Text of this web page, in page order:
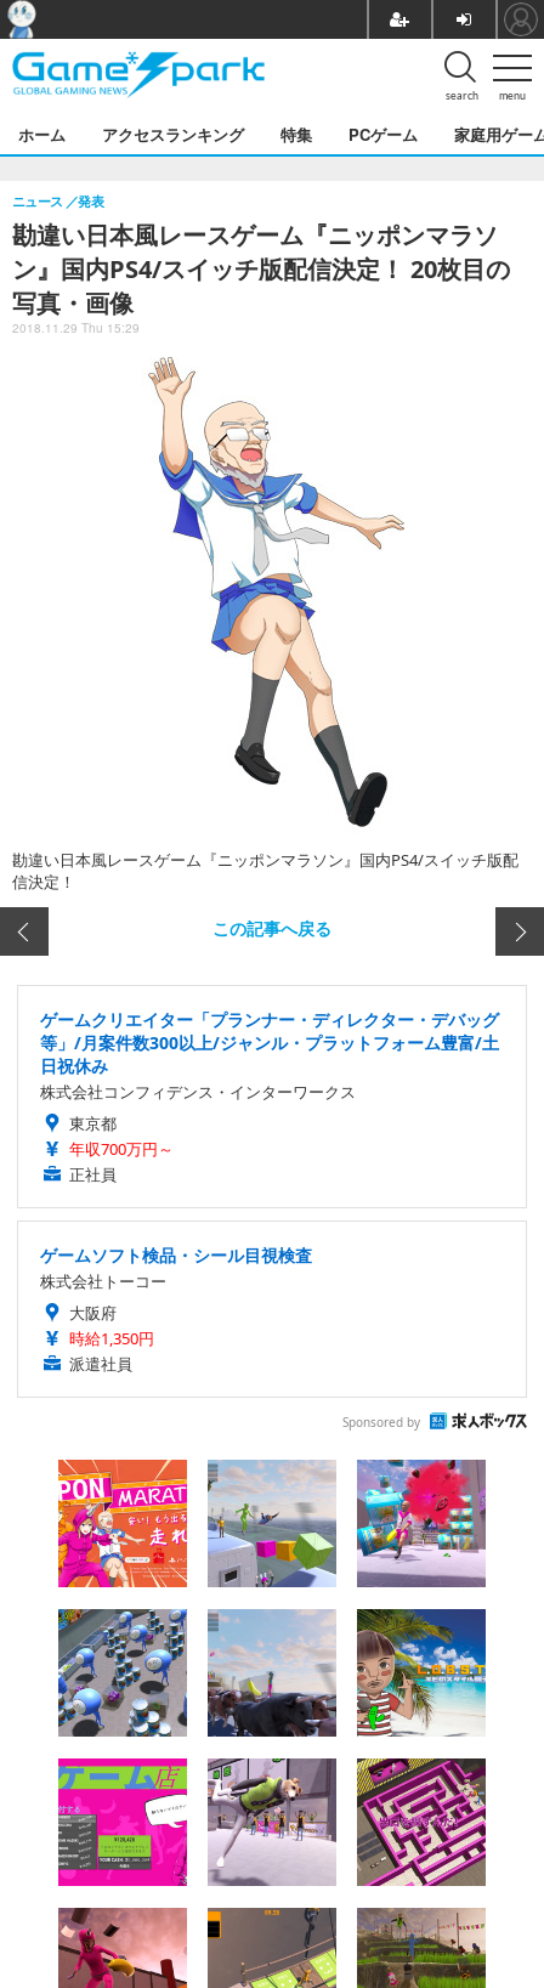
menu
search
ホーム アクセスランキング 特集 PCゲーム 家庭用ゲー
勘違い日本風レースゲーム『ニッポンマラソ
ン』国内PS4/スイッチ版配信決定！ 20枚目の
写真・画像
ニュース 発表
2018.11.29 Thu 15:29
勘違い日本風レースゲーム『ニッポンマラソン』国内PS4/スイッチ版配
信決定！
この記事へ戻る
ゲームクリエイター「プランナー・ディレクター・デバッグ
等」/月案件数300以上/ジャンル・プラットフォーム豊富/土
日祝休み
株式会社コンフィデンス・インターワークス
東京都
年収700万円～
正社員
ゲームソフト検品・シール目視検査
株式会社トーコー
大阪府
時給1,350円
派遣社員
Sponsored by